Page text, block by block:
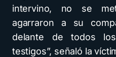
intervino, no se
agarraron a su
delante de todos
testigos”, señaló la